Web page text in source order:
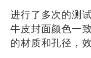
进行了多次的测
牛皮封面颜色一
的材质和孔径，